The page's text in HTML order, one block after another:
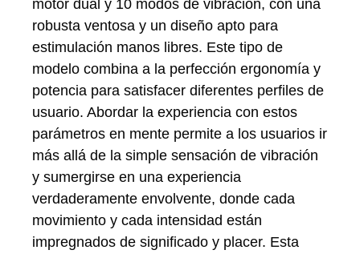
motor dual y 10 modos de vibración, con una
robusta ventosa y un diseño apto para
estimulación manos libres. Este tipo de
modelo combina a la perfección ergonomía y
potencia para satisfacer diferentes perfiles de
usuario. Abordar la experiencia con estos
parámetros en mente permite a los usuarios ir
más allá de la simple sensación de vibración
y sumergirse en una experiencia
verdaderamente envolvente, donde cada
movimiento y cada intensidad están
impregnados de significado y placer. Esta